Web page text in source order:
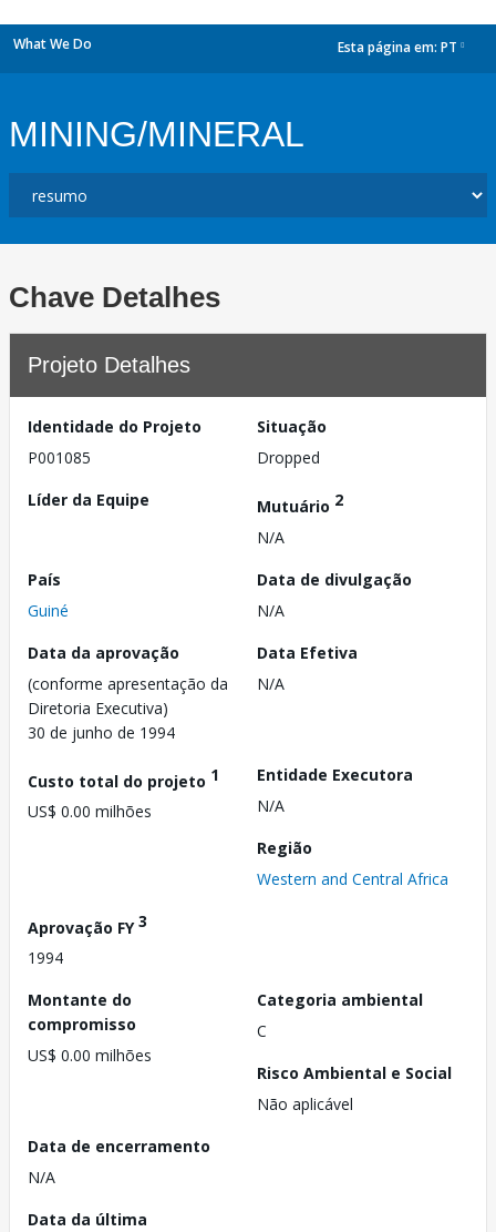
What We Do Esta página em: PT
MINING/MINERAL
Chave Detalhes
Projeto Detalhes
Identidade do Projeto
P001085
Situação
Dropped
Líder da Equipe
Mutuário 2
N/A
País
Guiné
Data de divulgação
N/A
Data da aprovação
(conforme apresentação da
Diretoria Executiva)
30 de junho de 1994
Data Efetiva
N/A
Custo total do projeto 1
US$ 0.00 milhões
Entidade Executora
N/A
Região
Western and Central Africa
Aprovação FY3
1994
Montante do
compromisso
US$ 0.00 milhões
Categoria ambiental
C
Risco Ambiental e Social
Não aplicável
Data de encerramento
N/A
Data da última